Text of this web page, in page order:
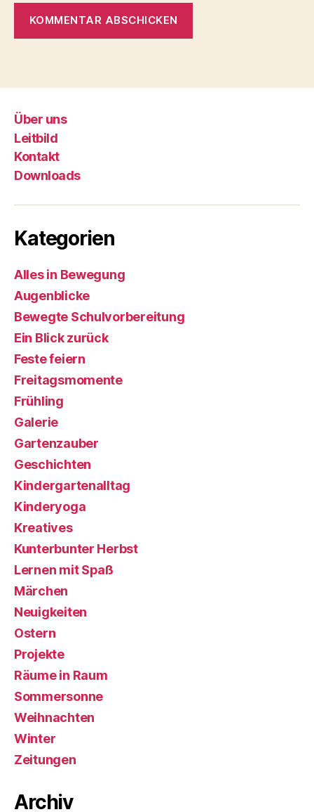
Über uns
Leitbild
Kontakt
Downloads
Kategorien
Alles in Bewegung
Augenblicke
Bewegte Schulvorbereitung
Ein Blick zurück
Feste feiern
Freitagsmomente
Frühling
Galerie
Gartenzauber
Geschichten
Kindergartenalltag
Kinderyoga
Kreatives
Kunterbunter Herbst
Lernen mit Spaß
Märchen
Neuigkeiten
Ostern
Projekte
Räume in Raum
Sommersonne
Weihnachten
Winter
Zeitungen
Archiv